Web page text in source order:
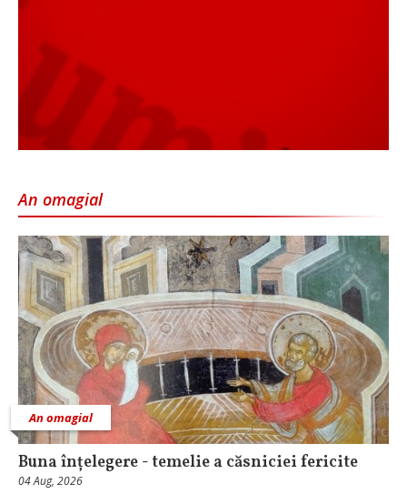
An omagial
An omagial
Buna înțelegere - temelie a căsniciei fericite
04 Aug, 2026